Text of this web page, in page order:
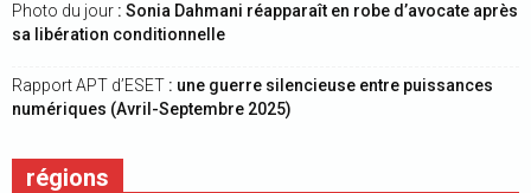
Photo du jour : Sonia Dahmani réapparaît en robe d’avocate après
sa libération conditionnelle
Rapport APT d’ESET : une guerre silencieuse entre puissances
numériques (Avril-Septembre 2025)
régions